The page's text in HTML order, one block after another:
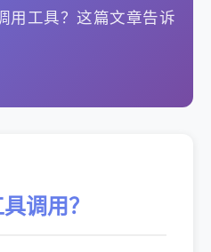
用工具？这篇文章告诉
调用？